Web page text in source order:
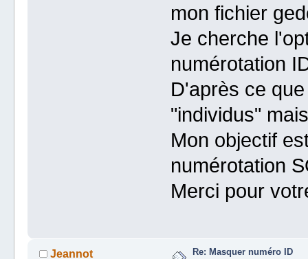
mon fichier
Je cherche
numérotation
D'après ce
"individus"
Mon objectif
numérotation
Merci pour
Jeannot Re: Masquer numéro ID